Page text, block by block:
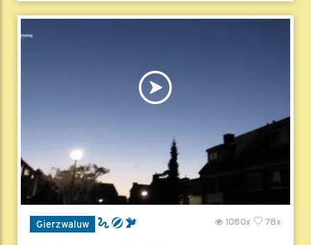
Gierzwaluw 78x
1080x